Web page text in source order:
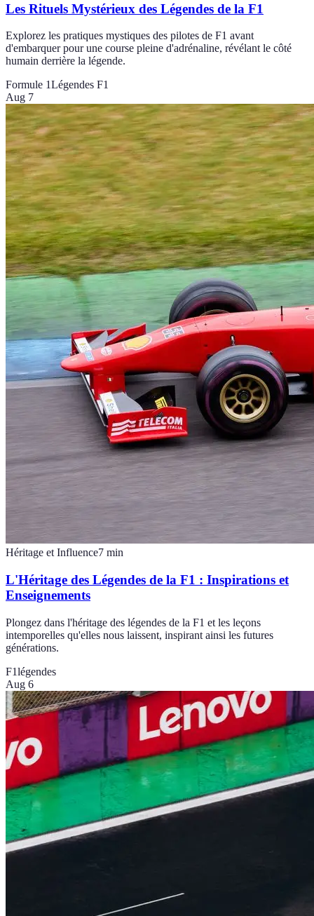
Les Rituels Mystérieux des Légendes de la F1
Explorez les pratiques mystiques des pilotes de F1 avant
d'embarquer pour une course pleine d'adrénaline, révélant le côté
humain derrière la légende.
Formule 1Légendes F1
Aug 7
Héritage et Influence7 min
L'Héritage des Légendes de la F1 : Inspirations et
Enseignements
Plongez dans l'héritage des légendes de la F1 et les leçons
intemporelles qu'elles nous laissent, inspirant ainsi les futures
générations.
F1légendes
Aug 6